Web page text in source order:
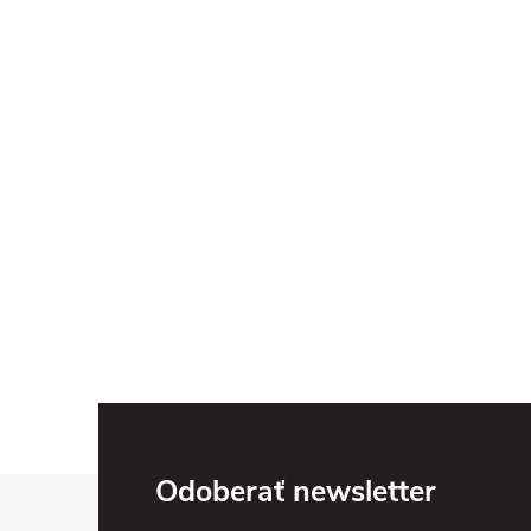
Odoberať newsletter